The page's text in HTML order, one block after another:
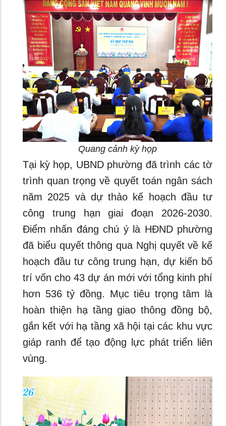
Quang cảnh kỳ họp
Tại kỳ họp, UBND phường đã trình các tờ
trình quan trọng về quyết toán ngân sách
năm 2025 và dự thảo kế hoạch đầu tư
công trung hạn giai đoạn 2026-2030.
Điểm nhấn đáng chú ý là HĐND phường
đã biểu quyết thông qua Nghị quyết về kế
hoạch đầu tư công trung hạn, dự kiến bố
trí vốn cho 43 dự án mới với tổng kinh phí
hơn 536 tỷ đồng. Mục tiêu trọng tâm là
hoàn thiện hạ tầng giao thông đồng bộ,
gắn kết với hạ tầng xã hội tại các khu vực
giáp ranh để tạo động lực phát triển liên
vùng.